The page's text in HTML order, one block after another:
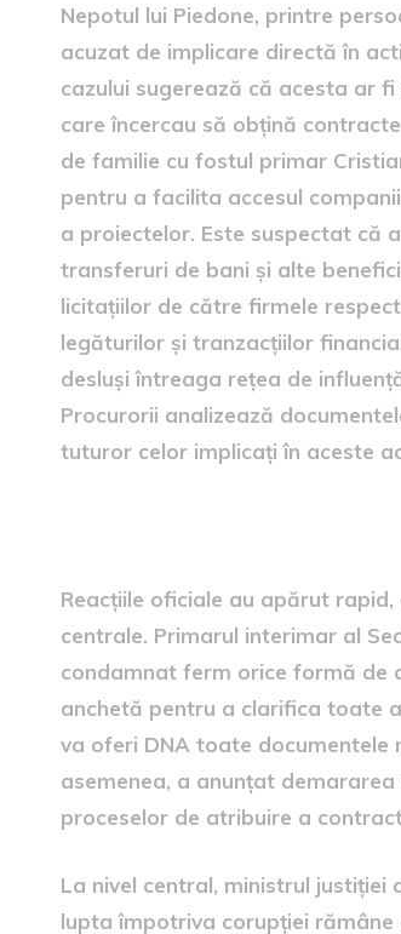
Nepotul lui Piedone, printre
acuzat de implicare directă în
cazului sugerează că acesta ar
care încercau să obțină
de familie cu fostul primar
pentru a facilita accesul
a proiectelor. Este suspectat că
transferuri de bani și alte
licitațiilor de către firmele
legăturilor și tranzacțiilor
desluși întreaga rețea de
Procurorii analizează
tuturor celor implicați în aceste
Reacțiile oficiale au apărut
centrale. Primarul interimar al
condamnat ferm orice formă de
anchetă pentru a clarifica toate
va oferi DNA toate documentele
asemenea, a anunțat
proceselor de atribuire a
La nivel central, ministrul
lupta împotriva corupției